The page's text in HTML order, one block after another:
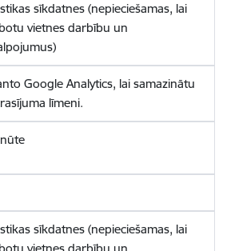
sīkdatnes (nepieciešamas, lai
vietnes darbību un
Google Analytics, lai samazinātu
līmeni.
sīkdatnes (nepieciešamas, lai